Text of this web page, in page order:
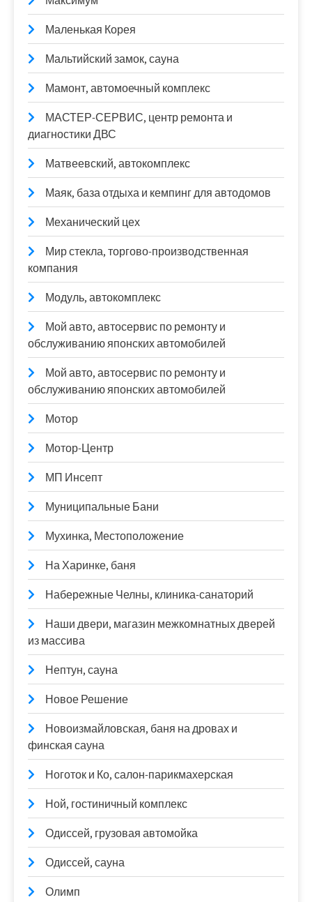
Маленькая Корея
Мальтийский замок, сауна
Мамонт, автомоечный комплекс
МАСТЕР-СЕРВИС, центр ремонта и
диагностики ДВС
Матвеевский, автокомплекс
Маяк, база отдыха и кемпинг для автодомов
Механический цех
Мир стекла, торгово-производственная
компания
Модуль, автокомплекс
Мой авто, автосервис по ремонту и
обслуживанию японских автомобилей
Мой авто, автосервис по ремонту и
обслуживанию японских автомобилей
Мотор
Мотор-Центр
МП Инсепт
Муниципальные Бани
Мухинка, Местоположение
На Харинке, баня
Набережные Челны, клиника-санаторий
Наши двери, магазин межкомнатных дверей
из массива
Нептун, сауна
Новое Решение
Новоизмайловская, баня на дровах и
финская сауна
Ноготок и Ко, салон-парикмахерская
Ной, гостиничный комплекс
Одиссей, грузовая автомойка
Одиссей, сауна
Олимп